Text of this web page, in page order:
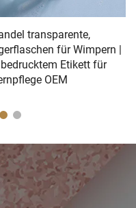
transparente,
für Wimpern |
Etikett für
OEM